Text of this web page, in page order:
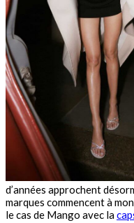
d’années approchent
marques commencent à
le cas de Mango avec la